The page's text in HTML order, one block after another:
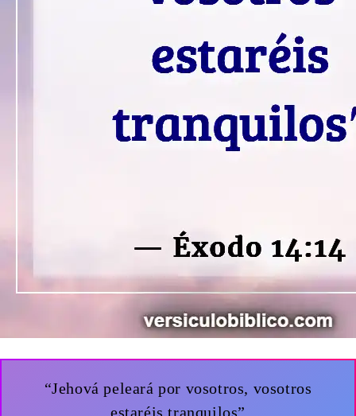
“Jehová peleará por vosotros, vosotros
estaréis tranquilos”